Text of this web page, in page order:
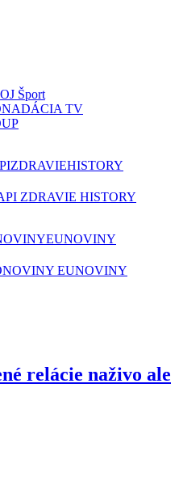
Šport
NADÁCIA TV
ZDRAVIEHISTORY
ZDRAVIE HISTORY
EUNOVINY
EUNOVINY
relácie naživo ale